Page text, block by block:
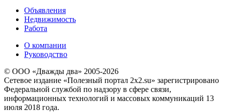
Объявления
Недвижимость
Работа
О компании
Руководство
© ООО «Дважды два» 2005-2026
Сетевое издание «Полезный портал 2x2.su» зарегистрировано
Федеральной службой по надзору в сфере связи,
информационных технологий и массовых коммуникаций 13
июля 2018 года.